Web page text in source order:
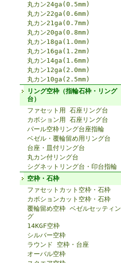
丸カン24ga(0.5mm)
丸カン22ga(0.6mm)
丸カン21ga(0.7mm)
丸カン20ga(0.8mm)
丸カン18ga(1.0mm)
丸カン16ga(1.2mm)
丸カン14ga(1.6mm)
丸カン12ga(2.0mm)
丸カン10ga(2.5mm)
リング空枠（指輪石枠・リング
台）
ファセット用 石座リング台
カボション用 石座リング台
パール空枠リング台座指輪
ベゼル・覆輪留め用リング台
台座・皿付リング台
丸カン付リング台
シグネットリング台・印台指輪
空枠・石枠
ファセットカット空枠・石枠
カボションカット空枠・石枠
覆輪留め空枠 ベゼルセッティン
グ
14KGF空枠
シルバー空枠
ラウンド 空枠・台座
オーバル空枠